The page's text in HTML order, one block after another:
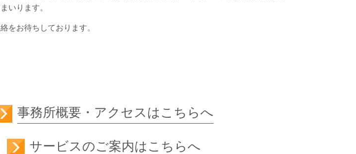
いります。
をお待ちしております。
事務所概要・アクセスはこちらへ
サービスのご案内はこちらへ